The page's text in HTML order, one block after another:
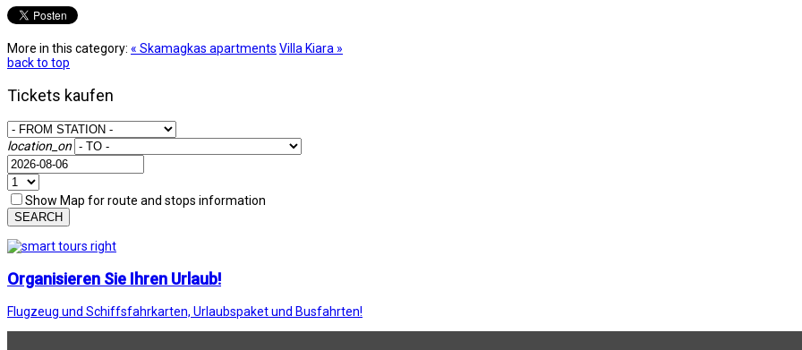
More in this category: « Skamagkas apartments Villa Kiara »
back to top
Tickets kaufen
location_on
Show Map for route and stops information
SEARCH
Organisieren Sie Ihren Urlaub!
Flugzeug und Schiffsfahrkarten, Urlaubspaket und Busfahrten!